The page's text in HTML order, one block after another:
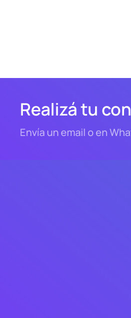
Realizá tu
Envía un email o en